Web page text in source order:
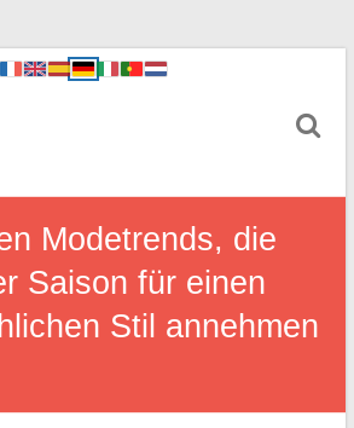
Modetrends, die
Saison für einen
Stil annehmen